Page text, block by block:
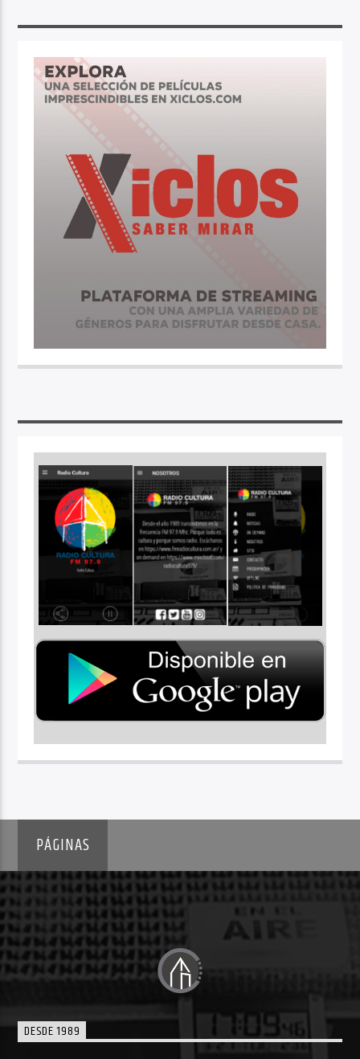
PÁGINAS
DESDE 1989